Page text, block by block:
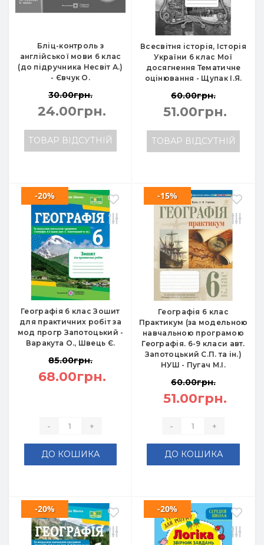
Бліц-контроль з
англійської мови 6 клас
(до підручника Несвіт А.)
- Євчук О.
30.00грн.
24.00грн.
ТОВАР ВІДСУТНІЙ
Всесвітня історія, Історія
України 6 клас Мої
досягнення Тематичне
оцінювання - Щупак І.Я.
60.00грн.
51.00грн.
ТОВАР ВІДСУТНІЙ
Географія 6 клас Зошит
для практичних робіт за
мод прогр Запотоцький -
Варакута О., Швець Є.
-20%
85.00грн.
68.00грн.
- +
ДО КОШИКА
Географія 6 клас
Практикум (за модельною
навчальною програмою
Географія. 6-9 класи авт.
Запотоцький С.П. та ін.)
НУШ - Пугач М.І.
-15%
60.00грн.
51.00грн.
- +
ДО КОШИКА
-20% -20%